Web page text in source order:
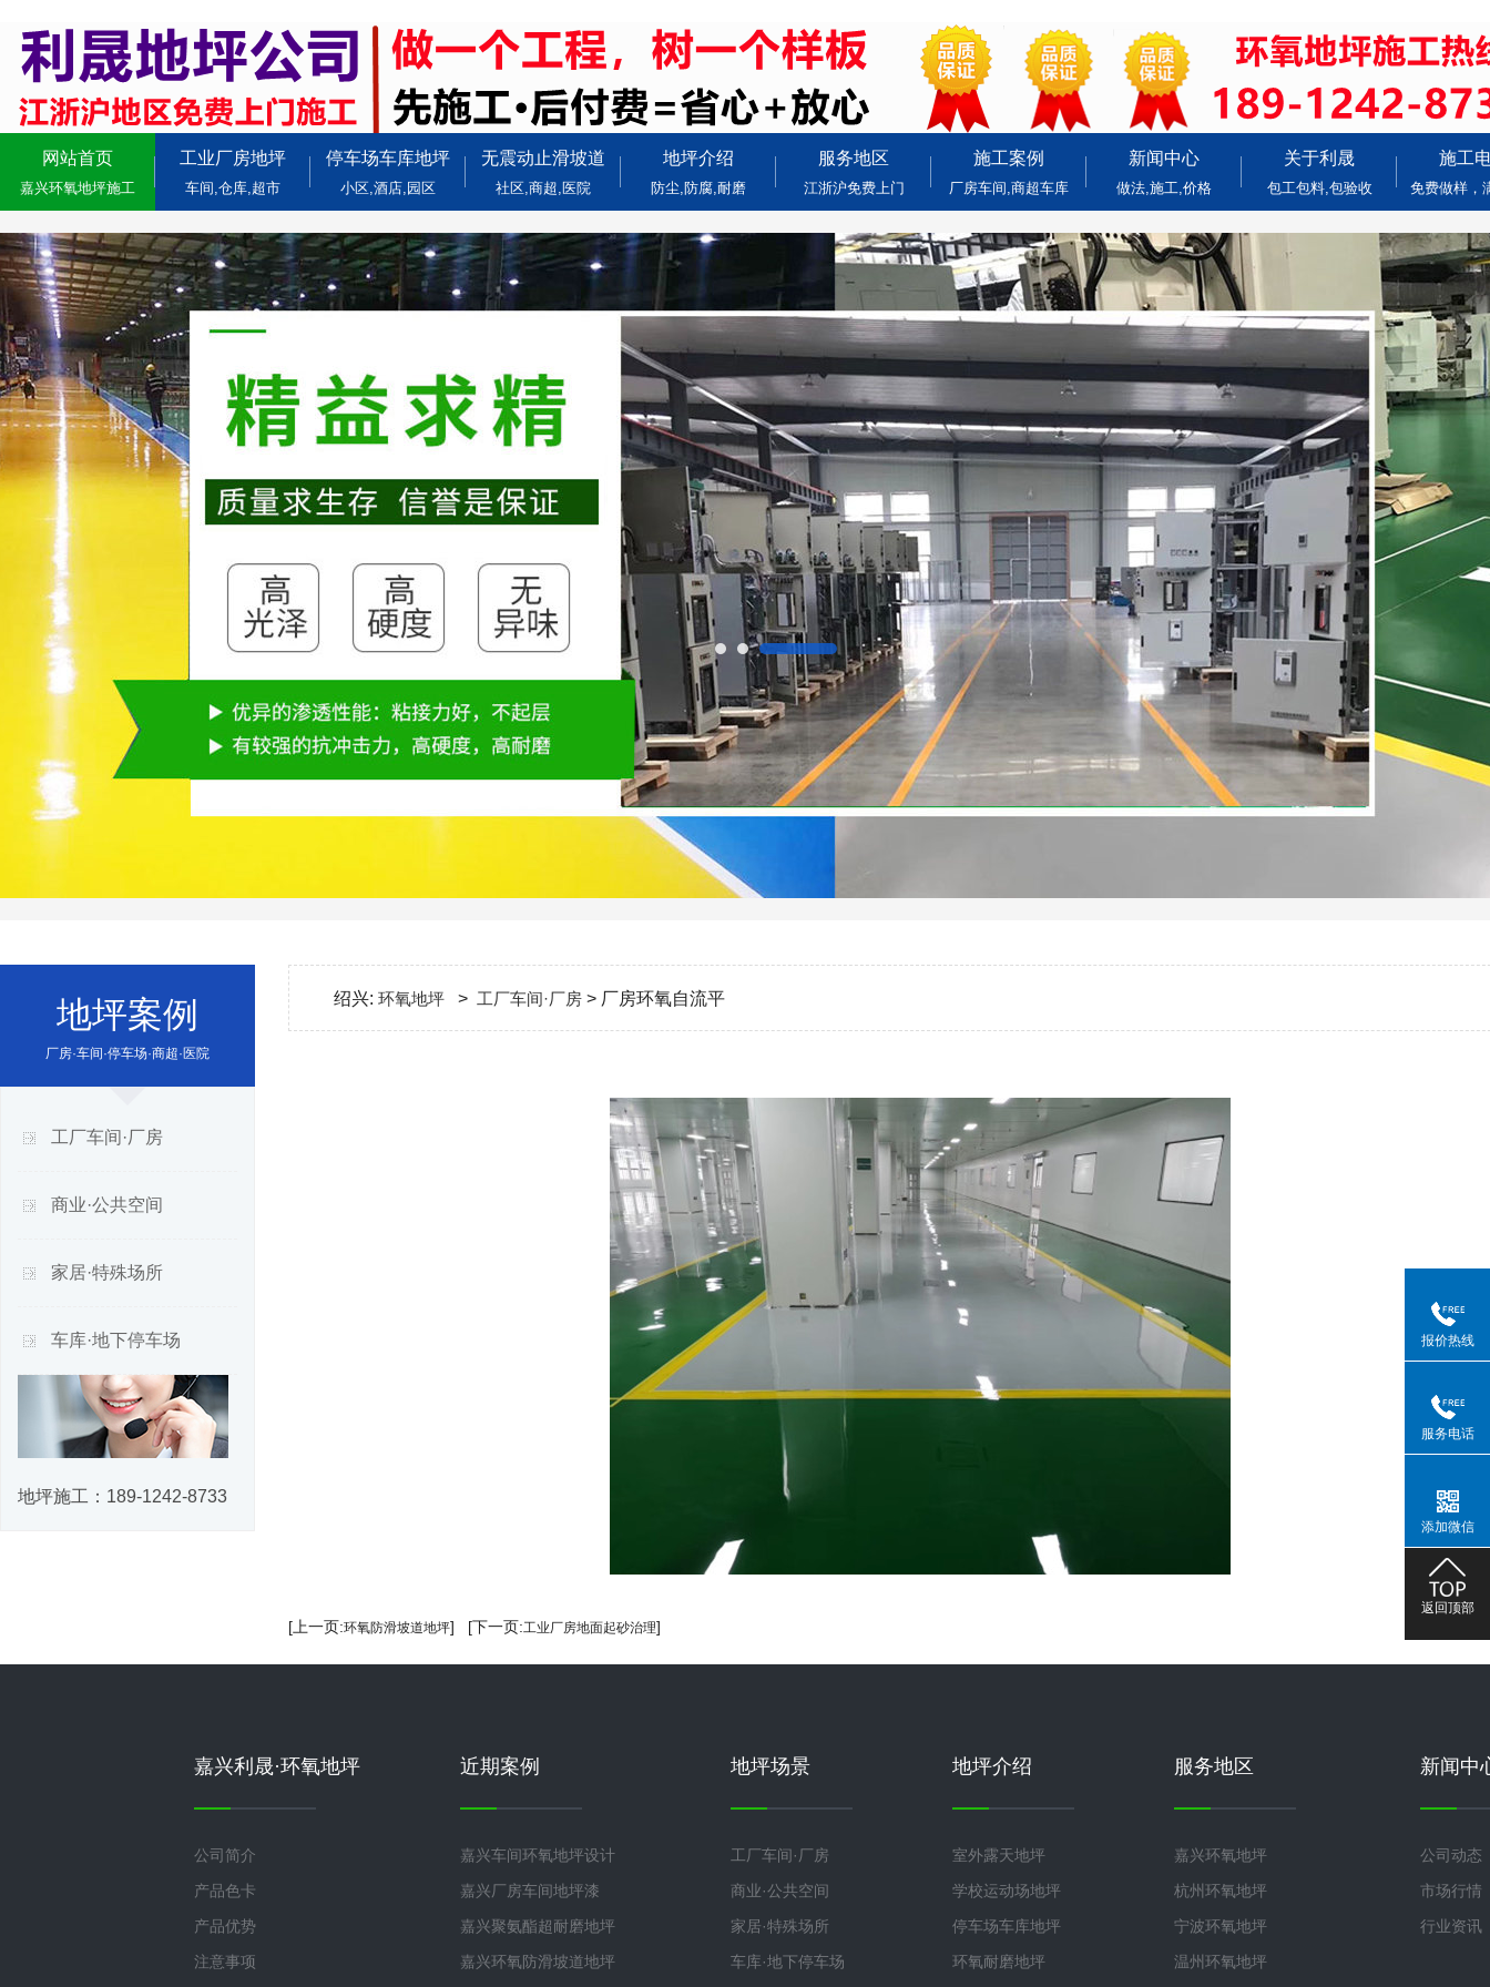
网站首页
嘉兴环氧地坪施工
工业厂房地坪
车间,仓库,超市
停车场车库地坪
小区,酒店,园区
无震动止滑坡道
社区,商超,医院
地坪介绍
防尘,防腐,耐磨
服务地区
江浙沪免费上门
施工案例
厂房车间,商超车库
新闻中心
做法,施工,价格
关于利晟
包工包料,包验收
施工
免费做样，
地坪案例
厂房·车间·停车场·商超·医院
工厂车间·厂房
商业·公共空间
家居·特殊场所
车库·地下停车场
地坪施工： 189-1242-8733
绍兴: 环氧地坪 > 工厂车间·厂房 > 厂房环氧自流平
[上一页:环氧防滑坡道地坪] [下一页:工业厂房地面起砂治理]
嘉兴利晟·环氧地坪
公司简介
产品色卡
产品优势
注意事项
近期案例
嘉兴车间环氧地坪设计
嘉兴厂房车间地坪漆
嘉兴聚氨酯超耐磨地坪
嘉兴环氧防滑坡道地坪
地坪场景
工厂车间·厂房
商业·公共空间
家居·特殊场所
车库·地下停车场
地坪介绍
室外露天地坪
学校运动场地坪
停车场车库地坪
环氧耐磨地坪
服务地区
嘉兴环氧地坪
杭州环氧地坪
宁波环氧地坪
温州环氧地坪
新闻中
公司动态
市场行情
行业资讯
报价热线
服务电话
添加微信
返回顶部